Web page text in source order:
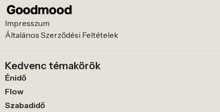
Impresszum
Általános Szerződési Feltételek
Kedvenc témakörök
Énidő
Flow
Szabadidő